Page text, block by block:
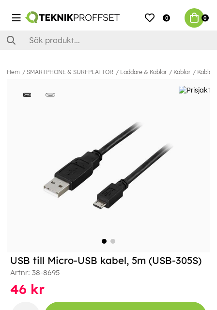
0 0
Hem SMARTPHONE & SURFPLATTOR Laddare & Kablar Kablar Kablar
USB till Micro-USB kabel, 5m (USB-305S)
Artnr: 38-8695
46 kr